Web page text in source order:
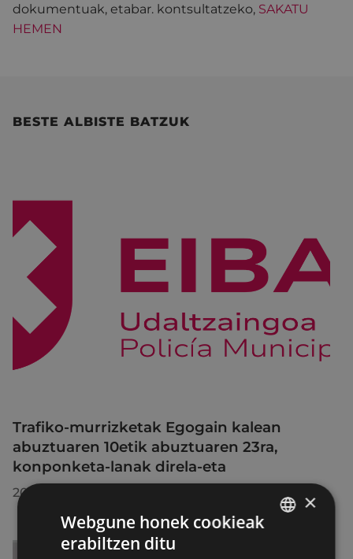
dokumentuak, etabar. kontsultatzeko, SAKATU
HEMEN
BESTE ALBISTE BATZUK
Trafiko-murrizketak Egogain kalean
abuztuaren 10etik abuztuaren 23ra,
konponketa-lanak direla-eta
2026/07/30 ×
Webgune honek cookieak
erabiltzen ditu